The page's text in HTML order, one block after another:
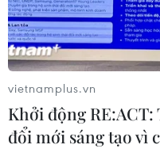
vietnamplus.vn
Khởi động
đổi mới sáng tạo vì